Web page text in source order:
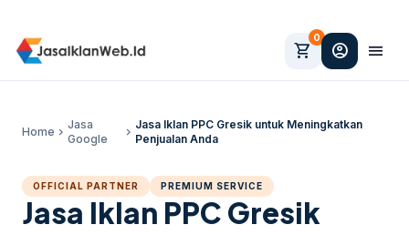
shopping_cart
0
account_circle menu
Home chevron_right
Jasa
Google
chevron_right
Jasa Iklan PPC Gresik untuk Meningkatkan
Penjualan Anda
OFFICIAL PARTNER PREMIUM SERVICE
Jasa Iklan PPC Gresik